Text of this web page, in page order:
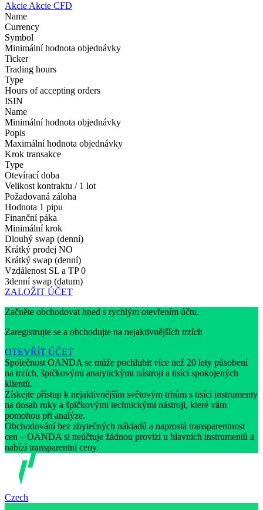
Akcie Akcie CFD
Name
Currency
Symbol
Minimální hodnota objednávky
Ticker
Trading hours
Type
Hours of accepting orders
ISIN
Name
Minimální hodnota objednávky
Popis
Maximální hodnota objednávky
Krok transakce
Type
Otevírací doba
Velikost kontraktu / 1 lot
Požadovaná záloha
Hodnota 1 pipu
Finanční páka
Minimální krok
Dlouhý swap (denní)
Krátký prodej NO
Krátký swap (denní)
Vzdálenost SL a TP 0
3denní swap (datum)
ZALOŽIT ÚČET
Začněte obchodovat hned s rychlým otevřením účtu.
Zaregistrujte se a obchodujte na nejaktivnějších trzích
OTEVŘÍT ÚČET
Společnost OANDA se může pochlubit více než 20 lety působení
na trzích, špičkovými analytickými nástroji a tisíci spokojených
klientů.
Získejte přístup k nejaktivnějším světovým trhům s tisíci instrumenty
na dosah ruky a špičkovými technickými nástroji, které vám
pomohou při analýze.
Obchodování bez zbytečných nákladů a naprostá transparentnost
cen – OANDA si neúčtuje žádnou provizi u hlavních instrumentů a
nabízí transparentní ceny.
Czech